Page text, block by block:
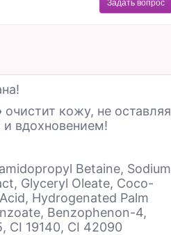
Задать вопрос
очистит кожу, не оставляя
вдохновением!
Betaine, Sodium
Glyceryl Oleate, Coco-
Hydrogenated Palm
Benzophenon-4,
CI 19140, CI 42090